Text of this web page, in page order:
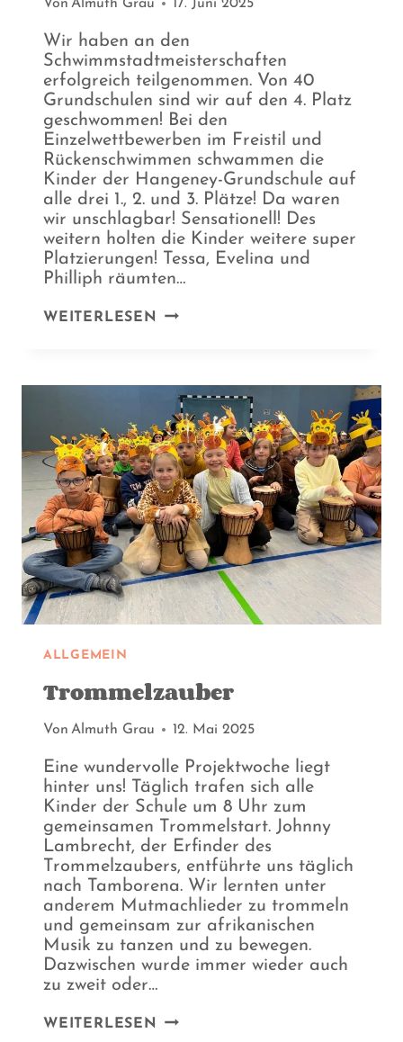
Von Almuth Grau 17. Juni 2025
Wir haben an den
Schwimmstadtmeisterschaften
erfolgreich teilgenommen. Von 40
Grundschulen sind wir auf den 4. Platz
geschwommen! Bei den
Einzelwettbewerben im Freistil und
Rückenschwimmen schwammen die
Kinder der Hangeney-Grundschule auf
alle drei 1., 2. und 3. Plätze! Da waren
wir unschlagbar! Sensationell! Des
weitern holten die Kinder weitere super
Platzierungen! Tessa, Evelina und
Philliph räumten…
WEITERLESEN
ALLGEMEIN
Trommelzauber
Von Almuth Grau 12. Mai 2025
Eine wundervolle Projektwoche liegt
hinter uns! Täglich trafen sich alle
Kinder der Schule um 8 Uhr zum
gemeinsamen Trommelstart. Johnny
Lambrecht, der Erfinder des
Trommelzaubers, entführte uns täglich
nach Tamborena. Wir lernten unter
anderem Mutmachlieder zu trommeln
und gemeinsam zur afrikanischen
Musik zu tanzen und zu bewegen.
Dazwischen wurde immer wieder auch
zu zweit oder…
WEITERLESEN TROMMELZAUBER